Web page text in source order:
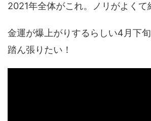
2021年全体がこれ。ノリがよくて
金運が爆上がりするらしい4月下
踏ん張りたい！